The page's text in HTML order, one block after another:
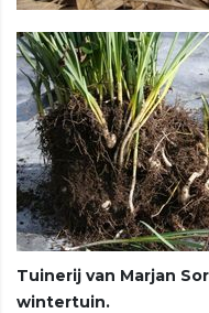
Tuinerij van Marjan
wintertuin.